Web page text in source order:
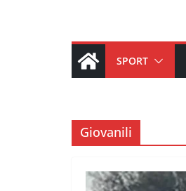
SPORT
Giovanili